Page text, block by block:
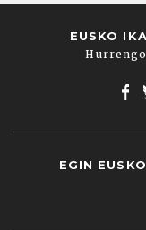
EUSKO
EGIN